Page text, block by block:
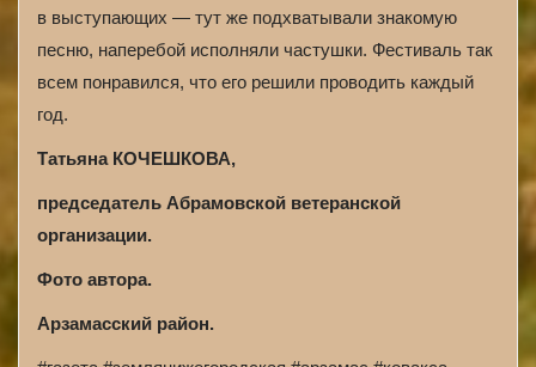
в выступающих — тут же подхватывали знакомую
песню, наперебой исполняли частушки. Фестиваль так
всем понравился, что его решили проводить каждый
год.
Татьяна КОЧЕШКОВА,
председатель Абрамовской ветеранской
организации.
Фото автора.
Арзамасский район.